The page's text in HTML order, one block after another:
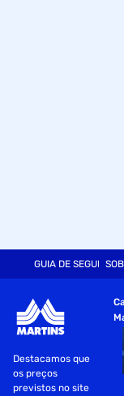
GUIA DE
Destacamos que
os preços
previstos no site